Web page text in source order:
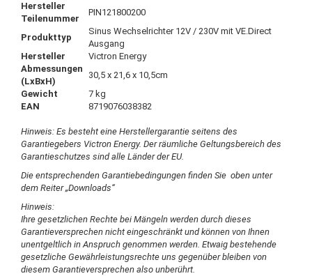
Hersteller
Teilenummer
PIN121800200
Produkttyp
Sinus Wechselrichter 12V / 230V mit VE.Direct
Ausgang
Hersteller
Victron Energy
Abmessungen
(LxBxH)
30,5 x 21,6 x 10,5cm
Gewicht
7 kg
EAN
8719076038382
Hinweis: Es besteht eine Herstellergarantie seitens des
Garantiegebers Victron Energy. Der räumliche Geltungsbereich des
Garantieschutzes sind alle Länder der EU.
Die entsprechenden Garantiebedingungen finden Sie oben unter
dem Reiter „Downloads“
Hinweis:
Ihre gesetzlichen Rechte bei Mängeln werden durch dieses
Garantieversprechen nicht eingeschränkt und können von Ihnen
unentgeltlich in Anspruch genommen werden. Etwaig bestehende
gesetzliche Gewährleistungsrechte uns gegenüber bleiben von
diesem Garantieversprechen also unberührt.